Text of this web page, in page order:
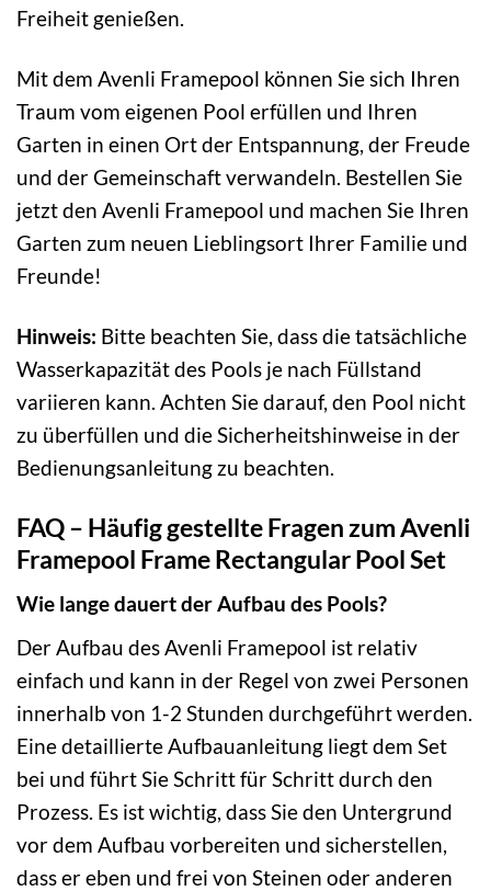
Freiheit genießen.
Mit dem Avenli Framepool können Sie sich Ihren
Traum vom eigenen Pool erfüllen und Ihren
Garten in einen Ort der Entspannung, der Freude
und der Gemeinschaft verwandeln. Bestellen Sie
jetzt den Avenli Framepool und machen Sie Ihren
Garten zum neuen Lieblingsort Ihrer Familie und
Freunde!
Hinweis: Bitte beachten Sie, dass die tatsächliche
Wasserkapazität des Pools je nach Füllstand
variieren kann. Achten Sie darauf, den Pool nicht
zu überfüllen und die Sicherheitshinweise in der
Bedienungsanleitung zu beachten.
FAQ – Häufig gestellte Fragen zum Avenli
Framepool Frame Rectangular Pool Set
Wie lange dauert der Aufbau des Pools?
Der Aufbau des Avenli Framepool ist relativ
einfach und kann in der Regel von zwei Personen
innerhalb von 1-2 Stunden durchgeführt werden.
Eine detaillierte Aufbauanleitung liegt dem Set
bei und führt Sie Schritt für Schritt durch den
Prozess. Es ist wichtig, dass Sie den Untergrund
vor dem Aufbau vorbereiten und sicherstellen,
dass er eben und frei von Steinen oder anderen